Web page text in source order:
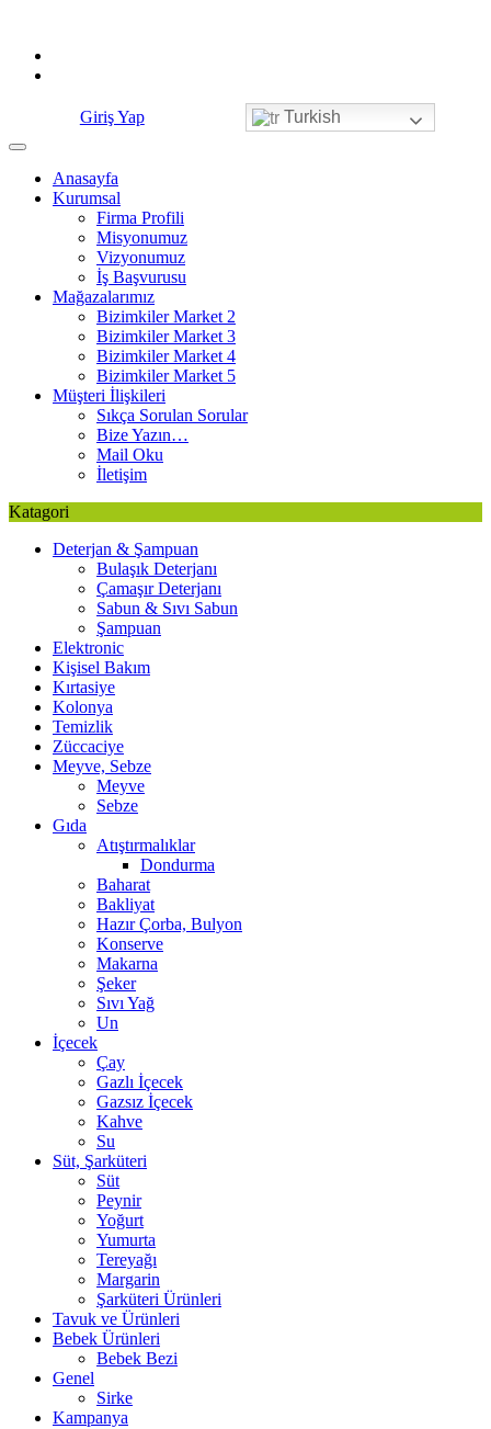
content
Giriş Yap Turkish
Anasayfa
Kurumsal
Firma Profili
Misyonumuz
Vizyonumuz
İş Başvurusu
Mağazalarımız
Bizimkiler Market 2
Bizimkiler Market 3
Bizimkiler Market 4
Bizimkiler Market 5
Müşteri İlişkileri
Sıkça Sorulan Sorular
Bize Yazın…
Mail Oku
İletişim
Katagori
Deterjan & Şampuan
Bulaşık Deterjanı
Çamaşır Deterjanı
Sabun & Sıvı Sabun
Şampuan
Elektronic
Kişisel Bakım
Kırtasiye
Kolonya
Temizlik
Züccaciye
Meyve, Sebze
Meyve
Sebze
Gıda
Atıştırmalıklar
Dondurma
Baharat
Bakliyat
Hazır Çorba, Bulyon
Konserve
Makarna
Şeker
Sıvı Yağ
Un
İçecek
Çay
Gazlı İçecek
Gazsız İçecek
Kahve
Su
Süt, Şarküteri
Süt
Peynir
Yoğurt
Yumurta
Tereyağı
Margarin
Şarküteri Ürünleri
Tavuk ve Ürünleri
Bebek Ürünleri
Bebek Bezi
Genel
Sirke
Kampanya